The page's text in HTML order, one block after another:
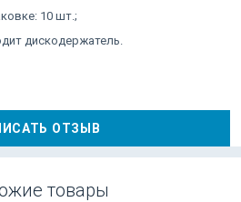
10 шт.;
дискодержатель.
ОТЗЫВ
товары